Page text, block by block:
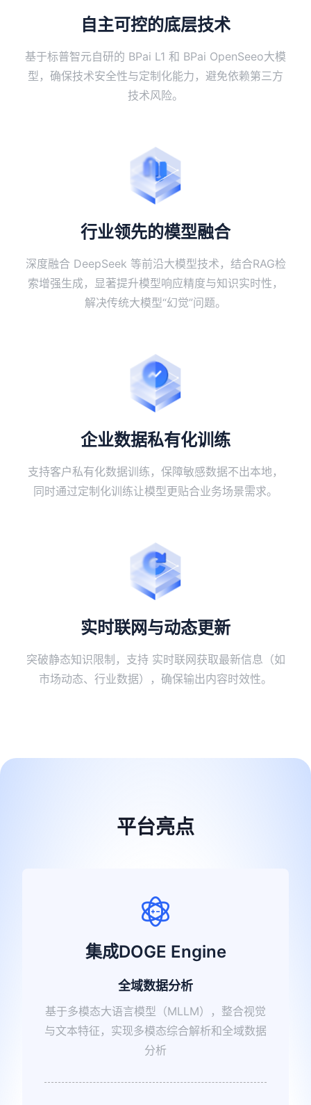
自主可控的底层技术
基于标普智元自研的 ​BPai L1 和 ​BPai OpenSeeo大模
型，确保技术安全性与定制化能力，避免依赖第三方
技术风险。
行业领先的模型融合
深度融合 ​DeepSeek 等前沿大模型技术，结合​RAG检
索增强生成，显著提升模型响应精度与知识实时性，
解决传统大模型“幻觉”问题。
企业数据私有化训练
支持客户私有化数据训练，保障敏感数据不出本地，
同时通过定制化训练让模型更贴合业务场景需求。
实时联网与动态更新
突破静态知识限制，支持 ​实时联网获取最新信息​（如
市场动态、行业数据），确保输出内容时效性。
平台亮点
集成DOGE Engine
全域数据分析
基于多模态大语言模型（MLLM），整合视觉
与文本特征，实现多模态综合解析和全域数据
分析